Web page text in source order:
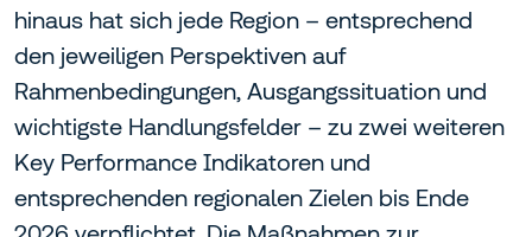
hinaus hat sich jede Region – entsprechend
den jeweiligen Perspektiven auf
Rahmenbedingungen, Ausgangssituation und
wichtigste Handlungsfelder – zu zwei weiteren
Key Performance Indikatoren und
entsprechenden regionalen Zielen bis Ende